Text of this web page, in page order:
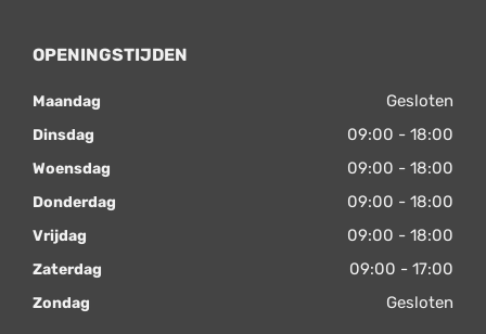
OPENINGSTIJDEN
Maandag Gesloten
Dinsdag 09:00 - 18:00
Woensdag 09:00 - 18:00
Donderdag 09:00 - 18:00
Vrijdag 09:00 - 18:00
Zaterdag 09:00 - 17:00
Zondag Gesloten